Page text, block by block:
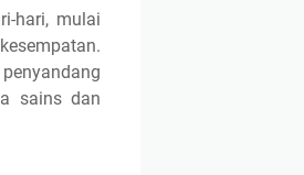
hari, mulai
sains dan